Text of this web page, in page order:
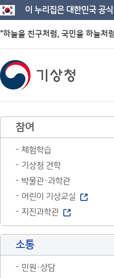
이 누리집은 대한민국 공
"하늘을 친구처럼, 국민을 하늘처
참여
체험학습
기상청 견학
박물관·과학관
어린이 기상교실
지진과학관
소통
민원·상담